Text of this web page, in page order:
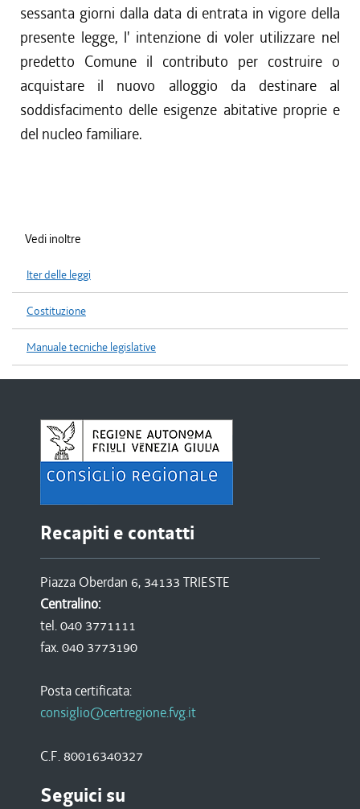
sessanta giorni dalla data di entrata in vigore della
presente legge, l' intenzione di voler utilizzare nel
predetto Comune il contributo per costruire o
acquistare il nuovo alloggio da destinare al
soddisfacimento delle esigenze abitative proprie e
del nucleo familiare.
Vedi inoltre
Iter delle leggi
Costituzione
Manuale tecniche legislative
Recapiti e contatti
Piazza Oberdan 6, 34133 TRIESTE
Centralino:
tel. 040 3771111
fax. 040 3773190
Posta certificata:
consiglio@certregione.fvg.it
C.F. 80016340327
Seguici su